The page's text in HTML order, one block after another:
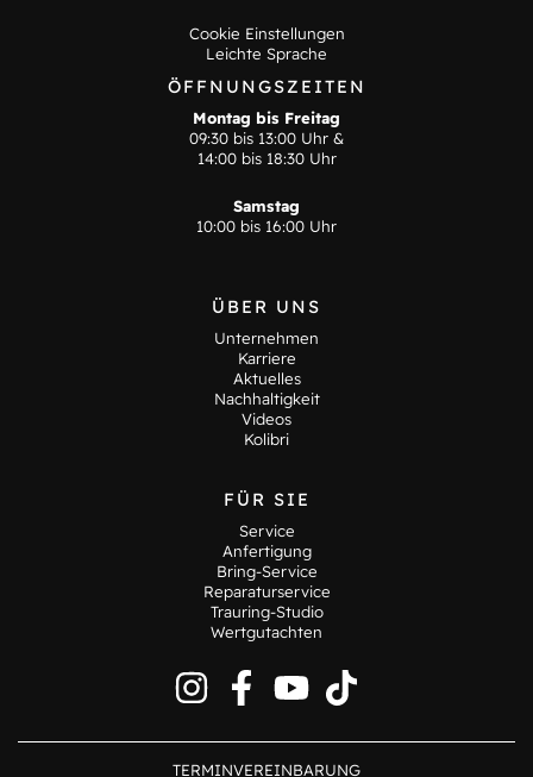
Cookie Einstellungen
Leichte Sprache
ÖFFNUNGSZEITEN
Montag bis Freitag
09:30 bis 13:00 Uhr &
14:00 bis 18:30 Uhr
Samstag
10:00 bis 16:00 Uhr
ÜBER UNS
Unternehmen
Karriere
Aktuelles
Nachhaltigkeit
Videos
Kolibri
FÜR SIE
Service
Anfertigung
Bring-Service
Reparaturservice
Trauring-Studio
Wertgutachten
TERMINVEREINBARUNG